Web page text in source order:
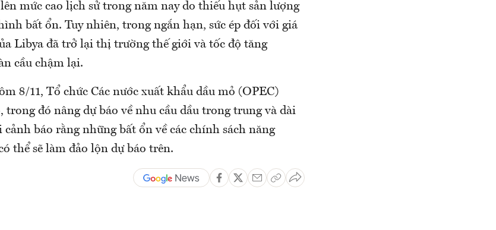
mức cao lịch sử trong năm nay do thiếu hụt sản lượng
bất ổn. Tuy nhiên, trong ngắn hạn, sức ép đối với giá
Libya đã trở lại thị trường thế giới và tốc độ tăng
cầu chậm lại.
8/11, Tổ chức Các nước xuất khẩu dầu mỏ (OPEC)
trong đó nâng dự báo về nhu cầu dầu trong trung và dài
báo rằng những bất ổn về các chính sách năng
thể sẽ làm đảo lộn dự báo trên.